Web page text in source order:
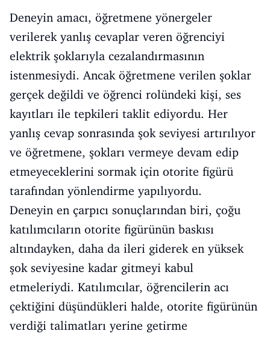
Deneyin amacı, öğretmene yönergeler
verilerek yanlış cevaplar veren öğrenciyi
elektrik şoklarıyla cezalandırmasının
istenmesiydi. Ancak öğretmene verilen şoklar
gerçek değildi ve öğrenci rolündeki kişi, ses
kayıtları ile tepkileri taklit ediyordu. Her
yanlış cevap sonrasında şok seviyesi artırılıyor
ve öğretmene, şokları vermeye devam edip
etmeyeceklerini sormak için otorite figürü
tarafından yönlendirme yapılıyordu.
Deneyin en çarpıcı sonuçlarından biri, çoğu
katılımcıların otorite figürünün baskısı
altındayken, daha da ileri giderek en yüksek
şok seviyesine kadar gitmeyi kabul
etmeleriydi. Katılımcılar, öğrencilerin acı
çektiğini düşündükleri halde, otorite figürünün
verdiği talimatları yerine getirme